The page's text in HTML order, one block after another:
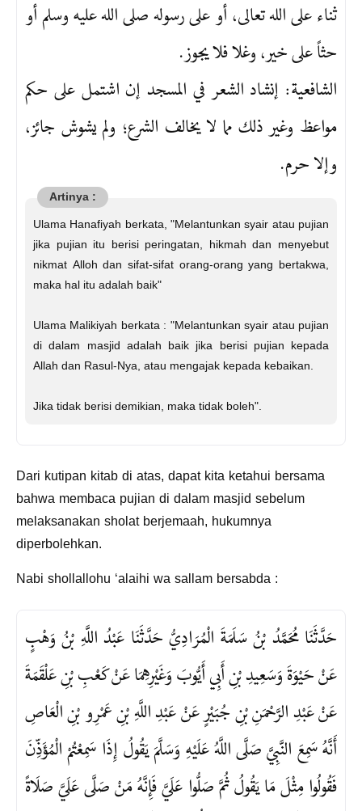
ثناء على الله تعالى، أو على رسوله صلى الله عليه وسلم أو
حثاً على خير، وغلا فلا يجوز.
الشافعية: إنشاد الشعر في المسجد إن اشتمل على حكم
مواعظ وغير ذلك مما لا يخالف الشرع؛ ولم يشوش جائز،
وإلا حرم.
Ulama Hanafiyah berkata, "Melantunkan syair atau pujian
jika pujian itu berisi peringatan, hikmah dan menyebut
nikmat Alloh dan sifat-sifat orang-orang yang bertakwa,
maka hal itu adalah baik"
Ulama Malikiyah berkata : "Melantunkan syair atau pujian
di dalam masjid adalah baik jika berisi pujian kepada
Allah dan Rasul-Nya, atau mengajak kepada kebaikan.
Jika tidak berisi demikian, maka tidak boleh".
Dari kutipan kitab di atas, dapat kita ketahui bersama
bahwa membaca pujian di dalam masjid sebelum
melaksanakan sholat berjemaah, hukumnya
diperbolehkan.
Nabi shollallohu ‘alaihi wa sallam bersabda :
حَدَّثَنَا مُحَمَّدُ بْنُ سَلَمَةَ الْمُرَادِيُّ حَدَّثَنَا عَبْدُ اللَّهِ بْنُ وَهْبٍ
عَنْ حَيْوَةَ وَسَعِيدِ بْنِ أَبِي أَيُّوبَ وَغَيْرِهِمَا عَنْ كَعْبِ بْنِ عَلْقَمَةَ
عَنْ عَبْدِ الرَّحْمَنِ بْنِ جُبَيْرٍ عَنْ عَبْدِ اللَّهِ بْنِ عَمْرِو بْنِ الْعَاصِ
أَنَّهُ سَمِعَ النَّبِيَّ صَلَّى اللَّهُ عَلَيْهِ وَسَلَّمَ يَقُولُ إِذَا سَمِعْتُمْ الْمُؤَذِّنَ
فَقُولُوا مِثْلَ مَا يَقُولُ ثُمَّ صَلُّوا عَلَيَّ فَإِنَّهُ مَنْ صَلَّى عَلَيَّ صَلَاةً